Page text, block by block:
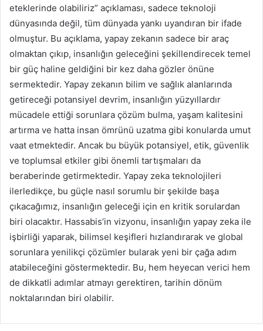
eteklerinde olabiliriz” açıklaması, sadece teknoloji
dünyasında değil, tüm dünyada yankı uyandıran bir ifade
olmuştur. Bu açıklama, yapay zekanın sadece bir araç
olmaktan çıkıp, insanlığın geleceğini şekillendirecek temel
bir güç haline geldiğini bir kez daha gözler önüne
sermektedir. Yapay zekanın bilim ve sağlık alanlarında
getireceği potansiyel devrim, insanlığın yüzyıllardır
mücadele ettiği sorunlara çözüm bulma, yaşam kalitesini
artırma ve hatta insan ömrünü uzatma gibi konularda umut
vaat etmektedir. Ancak bu büyük potansiyel, etik, güvenlik
ve toplumsal etkiler gibi önemli tartışmaları da
beraberinde getirmektedir. Yapay zeka teknolojileri
ilerledikçe, bu güçle nasıl sorumlu bir şekilde başa
çıkacağımız, insanlığın geleceği için en kritik sorulardan
biri olacaktır. Hassabis’in vizyonu, insanlığın yapay zeka ile
işbirliği yaparak, bilimsel keşifleri hızlandırarak ve global
sorunlara yenilikçi çözümler bularak yeni bir çağa adım
atabileceğini göstermektedir. Bu, hem heyecan verici hem
de dikkatli adımlar atmayı gerektiren, tarihin dönüm
noktalarından biri olabilir.